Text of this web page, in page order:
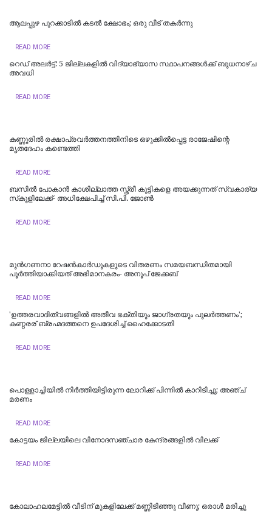
ആലപ്പുഴ പുറക്കാടിൽ കടൽ ക്ഷോഭം; ഒരു വീട് തകർന്നു
READ MORE
റെഡ് അലർട്ട്: 5 ജില്ലകളിൽ വിദ്യാഭ്യാസ സ്ഥാപനങ്ങൾക്ക് ബുധനാഴ്ച
അവധി
READ MORE
കണ്ണൂരിൽ രക്ഷാപ്രവർത്തനത്തിനിടെ ഒഴുക്കിൽപ്പെട്ട രാജേഷിന്റെ
മൃതദേഹം കണ്ടെത്തി
READ MORE
ബസിൽ പോകാൻ കാശില്ലാത്ത സ്ത്രീ കുട്ടികളെ അയക്കുന്നത് സ്വകാര്യ
സ്‌കൂളിലേക്ക്- അധിക്ഷേപിച്ച് സി.പി. ജോൺ
READ MORE
മുൻഗണനാ റേഷൻകാർഡുകളുടെ വിതരണം സമയബന്ധിതമായി
പൂർത്തിയാക്കിയത് അഭിമാനകരം- അനൂപ് ജേക്കബ്
READ MORE
'ഉത്തരവാദിത്വങ്ങളിൽ അതീവ ഭക്തിയും ജാഗ്രതയും പുലര്‍ത്തണം';
കണ്ഠരര് ബ്രഹ്മദത്തനെ ഉപദേശിച്ച് ഹൈക്കോടതി
READ MORE
പൊള്ളാച്ചിയില്‍ നിർത്തിയിട്ടിരുന്ന ലോറിക്ക് പിന്നിൽ കാറിടിച്ചു; അഞ്ച്
മരണം
READ MORE
കോട്ടയം ജില്ലയിലെ വിനോദസഞ്ചാര കേന്ദ്രങ്ങളിൽ വിലക്ക്
READ MORE
കോലാഹലമേട്ടിൽ വീടിന് മുകളിലേക്ക് മണ്ണിടിഞ്ഞു വീണു; ഒരാൾ മരിച്ചു